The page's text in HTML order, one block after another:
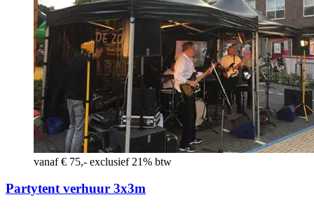
vanaf € 75,- exclusief 21% btw
Partytent verhuur 3x3m